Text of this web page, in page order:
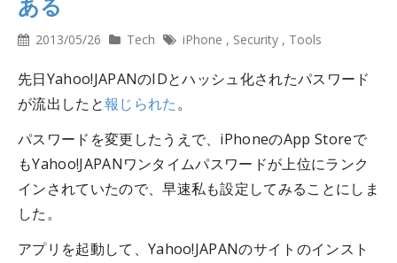
2013/05/26 Tech iPhone , Security , Tools
先日Yahoo!JAPANのIDとハッシュ化されたパスワード
が流出したと報じられた。
パスワードを変更したうえで、iPhoneのApp Storeで
もYahoo!JAPANワンタイムパスワードが上位にランク
インされていたので、早速私も設定してみることにしま
した。
アプリを起動して、Yahoo!JAPANのサイトのインスト